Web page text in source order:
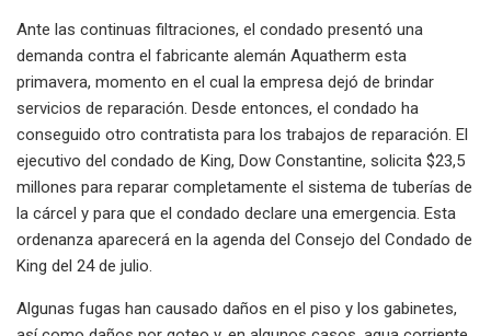
Ante las continuas filtraciones, el condado presentó una
demanda contra el fabricante alemán Aquatherm esta
primavera, momento en el cual la empresa dejó de brindar
servicios de reparación. Desde entonces, el condado ha
conseguido otro contratista para los trabajos de reparación. El
ejecutivo del condado de King, Dow Constantine, solicita $23,5
millones para reparar completamente el sistema de tuberías de
la cárcel y para que el condado declare una emergencia. Esta
ordenanza aparecerá en la agenda del Consejo del Condado de
King del 24 de julio.
Algunas fugas han causado daños en el piso y los gabinetes,